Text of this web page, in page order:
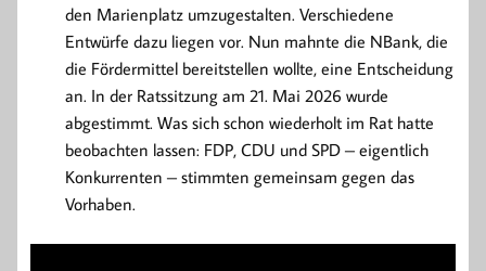
den Marienplatz umzugestalten. Verschiedene
Entwürfe dazu liegen vor. Nun mahnte die NBank, die
die Fördermittel bereitstellen wollte, eine Entscheidung
an. In der Ratssitzung am 21. Mai 2026 wurde
abgestimmt. Was sich schon wiederholt im Rat hatte
beobachten lassen: FDP, CDU und SPD – eigentlich
Konkurrenten – stimmten gemeinsam gegen das
Vorhaben.